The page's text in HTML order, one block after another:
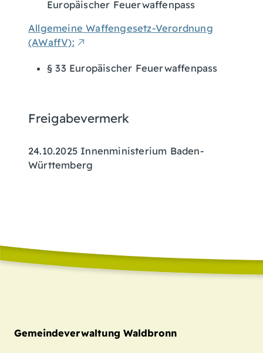
Europäischer Feuerwaffenpass
Allgemeine Waffengesetz-Verordnung
(AWaffV):
§ 33 Europäischer Feuerwaffenpass
Freigabevermerk
24.10.2025 Innenministerium Baden-
Württemberg
Gemeindeverwaltung Waldbronn